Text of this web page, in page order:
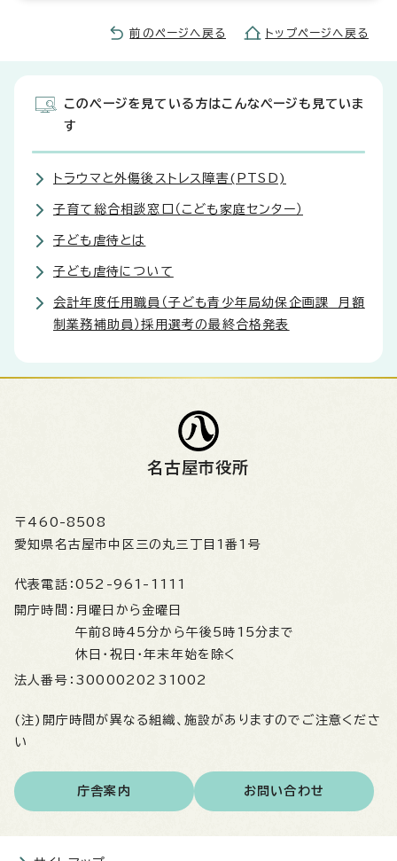
前のページへ戻る トップページへ戻る
このページを見ている方はこんなページも見ていま
す
トラウマと外傷後ストレス障害(PTSD)
子育て総合相談窓口（こども家庭センター）
子ども虐待とは
子ども虐待について
会計年度任用職員（子ども青少年局幼保企画課 月額
制業務補助員）採用選考の最終合格発表
名古屋市役所
〒460-8508
愛知県名古屋市中区三の丸三丁目1番1号
代表電話： 052-961-1111
開庁時間： 月曜日から金曜日
午前8時45分から午後5時15分まで
休日・祝日・年末年始を除く
法人番号： 3000020231002
(注)開庁時間が異なる組織、施設がありますのでご注意くださ
い
庁舎案内 お問い合わせ